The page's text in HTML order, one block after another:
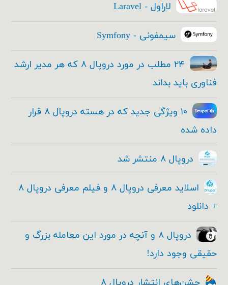
لاراول - Laravel
سیمفونی - Symfony
۲۴ مطلب در مورد دروپال ۸ که هر مدیر ارشد
فناوری باید بداند
۱۰ ویژگی جدید که در هسته دروپال ۸ قرار
داده شده
دروپال ۸ منتشر شد
اسلاید معرفی دروپال ۸ و فیلم معرفی دروپال ۸
+ دانلود
دروپال ۸ و آنچه در مورد این معامله بزرگ و
حقیقی وجود دارد!